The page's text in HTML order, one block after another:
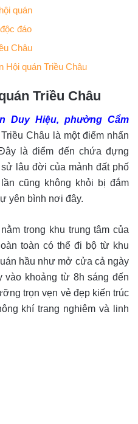
quán
đáo
Châu
Hội quán Triều Châu
Triều Châu
Duy Hiệu, phường Cẩm
Châu là một điểm nhấn
là điểm đến chứa đựng
lâu đời của mảnh đất phố
cũng không khỏi bị đắm
yên bình nơi đây.
trong khu trung tâm của
toàn có thể đi bộ từ khu
hầu như mở cửa cả ngày
vào khoảng từ 8h sáng đến
trọn vẹn vẻ đẹp kiến trúc
khí trang nghiêm và linh